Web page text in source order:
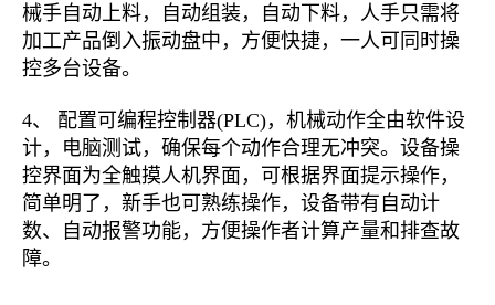
械手自动上料，自动组装，自动下料，人手只需将
加工产品倒入振动盘中，方便快捷，一人可同时操
控多台设备。
4、 配置可编程控制器(PLC)，机械动作全由软件设
计，电脑测试，确保每个动作合理无冲突。设备操
控界面为全触摸人机界面，可根据界面提示操作，
简单明了，新手也可熟练操作，设备带有自动计
数、自动报警功能，方便操作者计算产量和排查故
障。